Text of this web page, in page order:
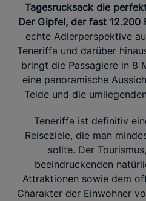
Tagesrucksack die
Der Gipfel, der fast 12.200
echte Adlerperspektive
Teneriffa und darüber
bringt die Passagiere in 8
eine panoramische
Teide und die
Teneriffa ist definitiv
Reiseziele, die man
sollte. Der
beeindruckenden
Attraktionen sowie dem
Charakter der Einwohner